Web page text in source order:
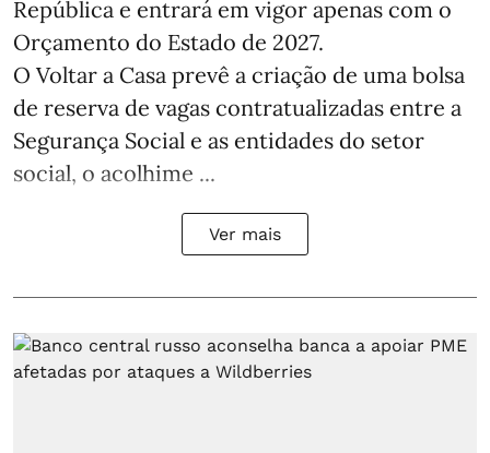
República e entrará em vigor apenas com o
Orçamento do Estado de 2027.
O Voltar a Casa prevê a criação de uma bolsa
de reserva de vagas contratualizadas entre a
Segurança Social e as entidades do setor
social, o acolhime ...
Ver mais